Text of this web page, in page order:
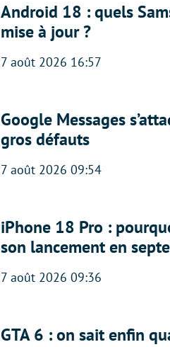
Android 18 : quels
mise à jour ?
7 août 2026 16:57
Google Messages
gros défauts
7 août 2026 09:54
iPhone 18 Pro :
son lancement en
7 août 2026 09:36
GTA 6 : on sait enfin